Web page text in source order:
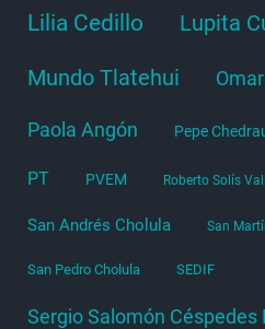
Lilia Cedillo Lupita
Mundo Tlatehui
Paola Angón Pepe
PT PVEM Roberto Solís
San Andrés Cholula San
San Pedro Cholula SEDIF
Sergio Salomón Céspedes